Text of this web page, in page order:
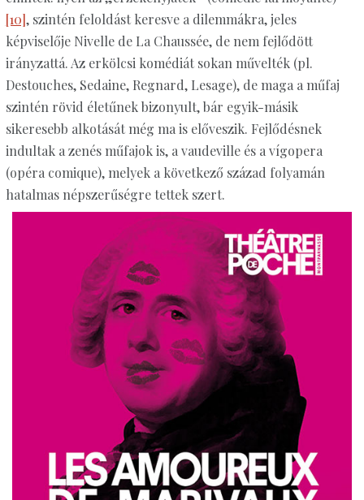
[10], szintén feloldást keresve a dilemmákra, jeles
képviselője Nivelle de La Chaussée, de nem fejlődött
irányzattá. Az erkölcsi komédiát sokan művelték (pl.
Destouches, Sedaine, Regnard, Lesage), de maga a műfaj
szintén rövid életűnek bizonyult, bár egyik-másik
sikeresebb alkotását még ma is előveszik. Fejlődésnek
indultak a zenés műfajok is, a vaudeville és a vígopera
(opéra comique), melyek a következő század folyamán
hatalmas népszerűségre tettek szert.